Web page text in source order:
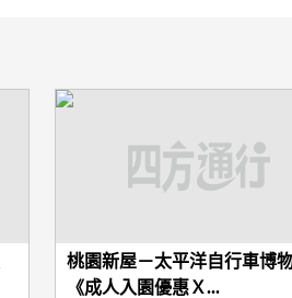
桃園新屋－太平洋自行車博
《成人入園優惠Ｘ...